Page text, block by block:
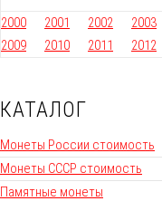
2000 2001 2002 2003
2009
2010 2011 2012
КАТАЛОГ
Монеты России стоимость
Монеты СССР стоимость
Памятные монеты